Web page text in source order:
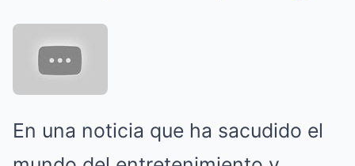
En una noticia que ha sacudido el